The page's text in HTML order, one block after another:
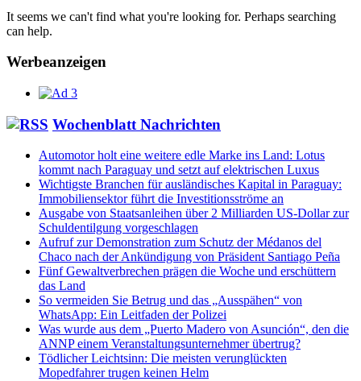
Computer
It seems we can't find what you're looking for. Perhaps searching
can help.
Werbeanzeigen
Wochenblatt Nachrichten
Automotor holt eine weitere edle Marke ins Land: Lotus
kommt nach Paraguay und setzt auf elektrischen Luxus
Wichtigste Branchen für ausländisches Kapital in Paraguay:
Immobiliensektor führt die Investitionsströme an
Ausgabe von Staatsanleihen über 2 Milliarden US-Dollar zur
Schuldentilgung vorgeschlagen
Aufruf zur Demonstration zum Schutz der Médanos del
Chaco nach der Ankündigung von Präsident Santiago Peña
Fünf Gewaltverbrechen prägen die Woche und erschüttern
das Land
So vermeiden Sie Betrug und das „Ausspähen“ von
WhatsApp: Ein Leitfaden der Polizei
Was wurde aus dem „Puerto Madero von Asunción“, den die
ANNP einem Veranstaltungsunternehmer übertrug?
Tödlicher Leichtsinn: Die meisten verunglückten
Mopedfahrer trugen keinen Helm